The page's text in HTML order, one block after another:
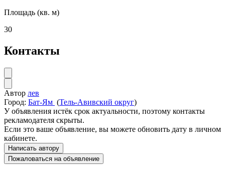
Площадь (кв. м)
30
Контакты
Автор лев
Город: Бат-Ям (Тель-Авивский округ)
У объявления истёк срок актуальности, поэтому контакты
рекламодателя скрыты.
Если это ваше объявление, вы можете обновить дату в личном
кабинете.
Написать автору
Пожаловаться на объявление